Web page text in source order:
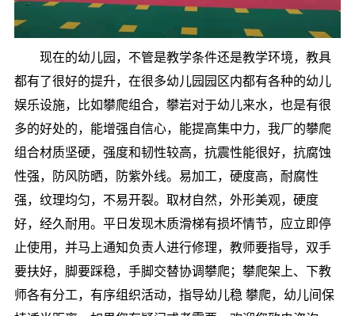
现在的幼儿园，不管是教学条件还是教学环境，教具
都有了很好的提升，在很多幼儿园园区内都有各种的幼儿
娱乐设施，比如攀爬组合，攀岩对于幼儿来水，也是有很
多的好处的，能增强自信心，能提高集中力，我厂的攀爬
组合材质坚硬，强度和韧性较高，抗震性能很好，抗腐蚀
性强，防风防晒，防紫外线。易加工，硬度高，耐腐性
强，纹理均匀，不易开裂。取材自然，外形美观，硬度
好，经久耐用。平日发现木质滑梯有损坏情节，应立即停
止使用，并马上通知负责人进行修理，教师要指导，双手
要扶好，脚要踩稳，手脚交替协调攀爬；攀爬架上、下教
师各有分工，有序组织活动，指导幼儿稳 攀爬，幼儿间保